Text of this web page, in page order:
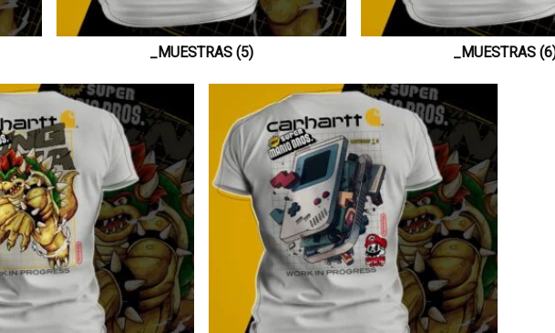
_MUESTRAS (5) _MUESTRAS